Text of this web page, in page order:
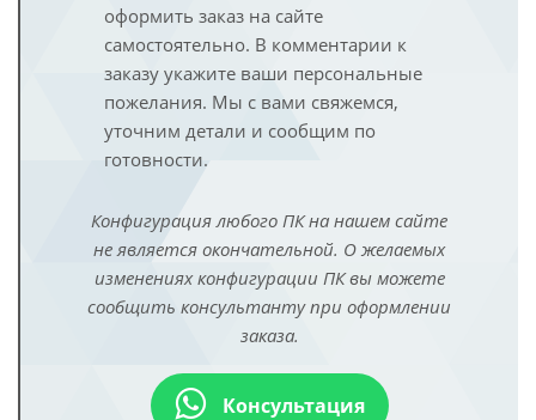
оформить заказ на сайте
самостоятельно. В комментарии к
заказу укажите ваши персональные
пожелания. Мы с вами свяжемся,
уточним детали и сообщим по
готовности.
Конфигурация любого ПК на нашем сайте
не является окончательной. О желаемых
изменениях конфигурации ПК вы можете
сообщить консультанту при оформлении
заказа.
Консультация